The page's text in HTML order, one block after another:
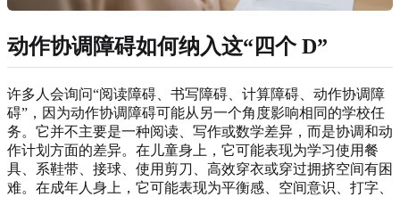
动作协调障碍如何纳入这“四个 D”
许多人会询问“阅读障碍、书写障碍、计算障碍、动作协调障
碍”，因为动作协调障碍可能从另一个角度影响相同的学校任
务。它并不主要是一种阅读、写作或数学差异，而是协调和动
作计划方面的差异。在儿童身上，它可能表现为学习使用餐
具、系鞋带、接球、使用剪刀、高效穿衣或穿过拥挤空间有困
难。在成年人身上，它可能表现为平衡感、空间意识、打字、